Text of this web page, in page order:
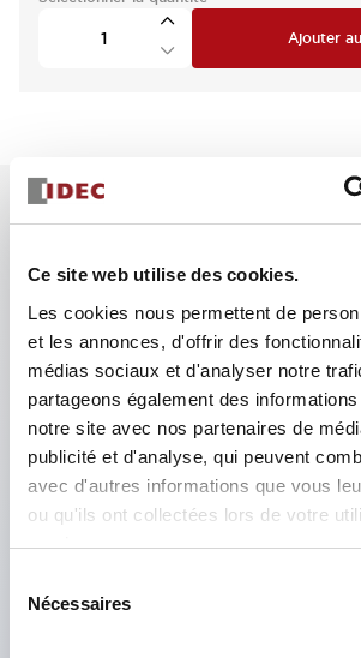
Ce site web utilise des cookies.
Les cookies nous permettent de
et les annonces, d'offrir des
médias sociaux et d'analyser notre
partageons également des
notre site avec nos partenaires de
publicité et d'analyse, qui peuvent
avec d'autres informations que vous
ou qu'ils ont collectées lors de votre
services.
Nécessaires
Ajouter
Tension universelle (Prise en
24-240VAC)
Longue distance de détection
le faisceau traversant)
Bornier à vis à ressort pour un
Protection étanche IP67
Fonctions de temporisation
tension)